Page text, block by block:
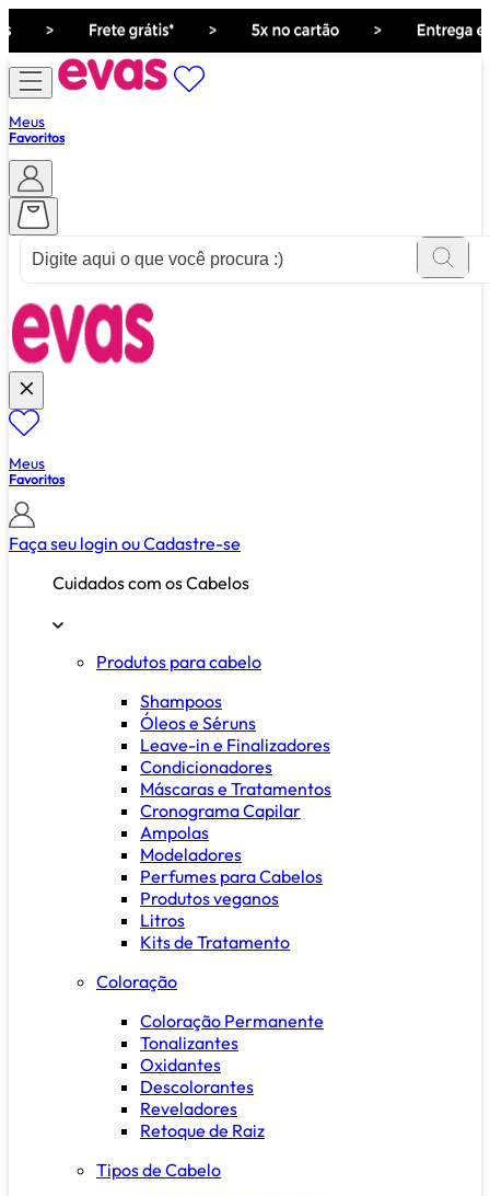
Meus
Favoritos
Meus
Favoritos
Faça seu login ouCadastre-se
Cuidados com os Cabelos
Produtos para cabelo
Shampoos
Óleos e Séruns
Leave-in e Finalizadores
Condicionadores
Máscaras e Tratamentos
Cronograma Capilar
Ampolas
Modeladores
Perfumes para Cabelos
Produtos veganos
Litros
Kits de Tratamento
Coloração
Coloração Permanente
Tonalizantes
Oxidantes
Descolorantes
Reveladores
Retoque de Raiz
Tipos de Cabelo